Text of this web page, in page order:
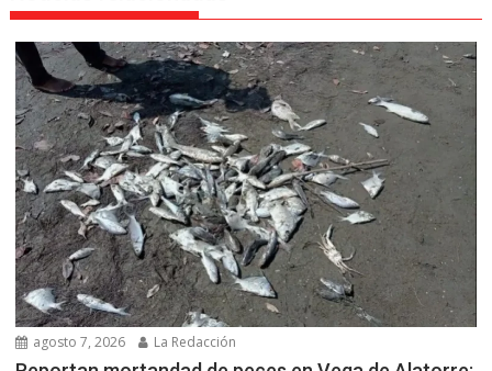
agosto 7, 2026 La Redacción